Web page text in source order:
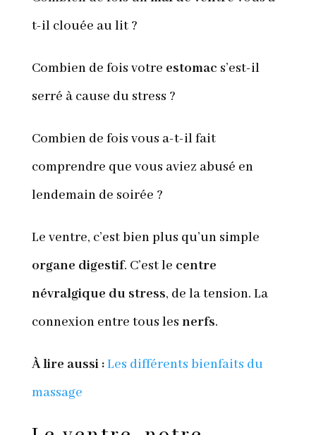
t-il clouée au lit ?
Combien de fois votre estomac s’est-il
serré à cause du stress ?
Combien de fois vous a-t-il fait
comprendre que vous aviez abusé en
lendemain de soirée ?
Le ventre, c’est bien plus qu’un simple
organe digestif. C’est le centre
névralgique du stress, de la tension. La
connexion entre tous les nerfs.
À lire aussi :Les différents bienfaits du
massage